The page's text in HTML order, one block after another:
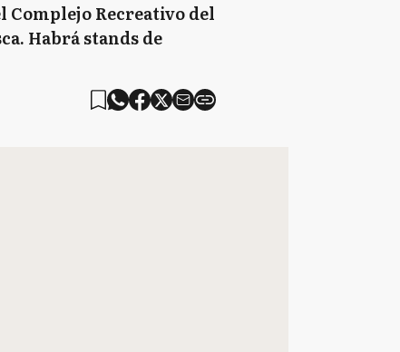
Complejo Recreativo del
Habrá stands de